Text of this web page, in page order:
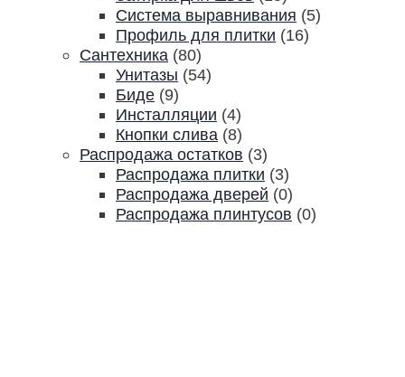
Система выравнивания (5)
Профиль для плитки (16)
Сантехника (80)
Унитазы (54)
Биде (9)
Инсталляции (4)
Кнопки слива (8)
Распродажа остатков (3)
Распродажа плитки (3)
Распродажа дверей (0)
Распродажа плинтусов (0)